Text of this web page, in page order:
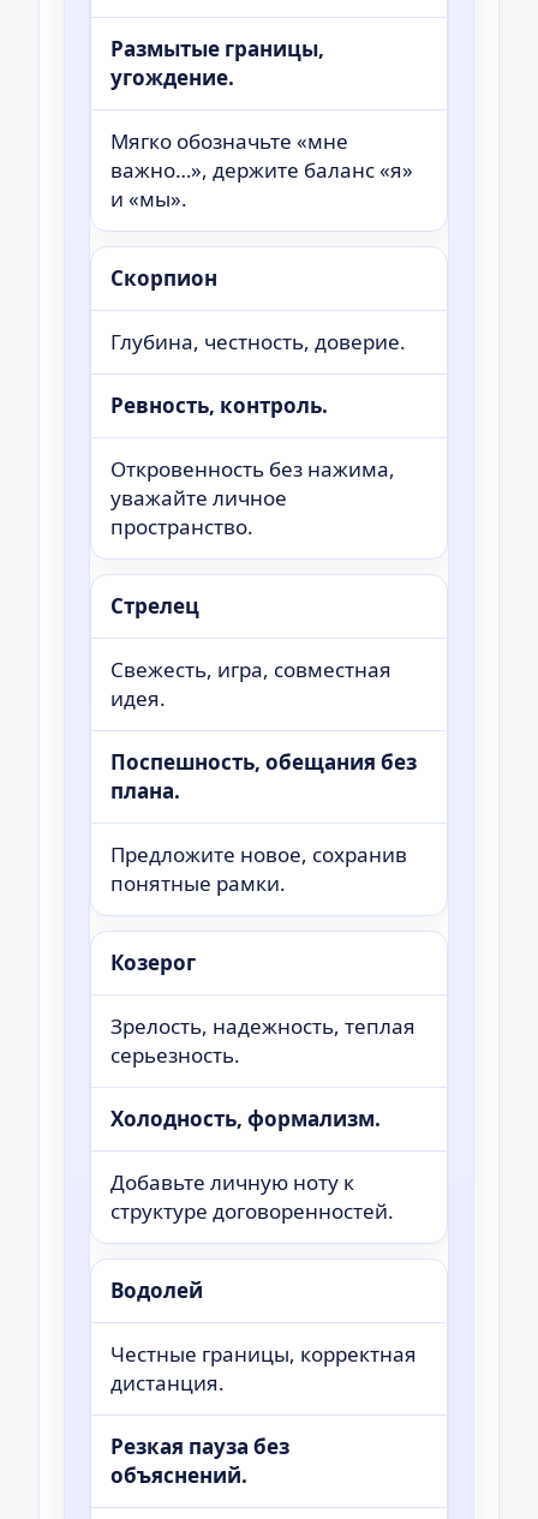
Размытые границы,
угождение.
Мягко обозначьте «мне
важно…», держите баланс «я»
и «мы».
Скорпион
Глубина, честность, доверие.
Ревность, контроль.
Откровенность без нажима,
уважайте личное
пространство.
Стрелец
Свежесть, игра, совместная
идея.
Поспешность, обещания без
плана.
Предложите новое, сохранив
понятные рамки.
Козерог
Зрелость, надежность, теплая
серьезность.
Холодность, формализм.
Добавьте личную ноту к
структуре договоренностей.
Водолей
Честные границы, корректная
дистанция.
Резкая пауза без
объяснений.